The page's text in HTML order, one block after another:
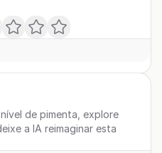
de pimenta, explore
a IA reimaginar esta